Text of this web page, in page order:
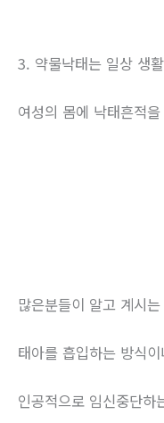
3. 약물낙태는 일상 생
여성의 몸에 낙태흔적
많은분들이 알고 계시
태아를 흡입하는 방식
인공적으로 임신중단하